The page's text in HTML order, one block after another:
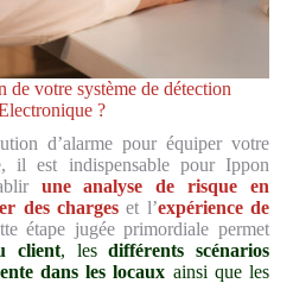
votre système de détection
?
d’alarme pour équiper votre
il est indispensable pour Ippon
une analyse de risque en
des chargeset l’expérience de
étape jugée primordiale permet
client, lesdifférents scénarios
dans les locaux ainsi que les